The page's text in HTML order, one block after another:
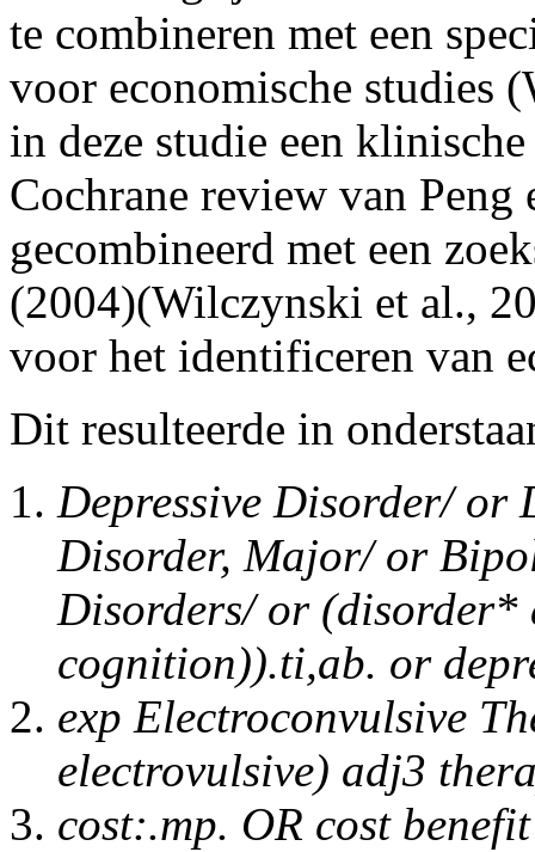
te combineren met een
voor economische studies
in deze studie een
Cochrane review van
gecombineerd met een
(2004)(Wilczynski et al.,
voor het identificeren van
Dit resulteerde in
Depressive Disorder/ or
Disorder, Major/ or
Disorders/ or (disorder*
cognition)).ti,ab. or
exp Electroconvulsive
electrovulsive) adj3
cost:.mp. OR cost